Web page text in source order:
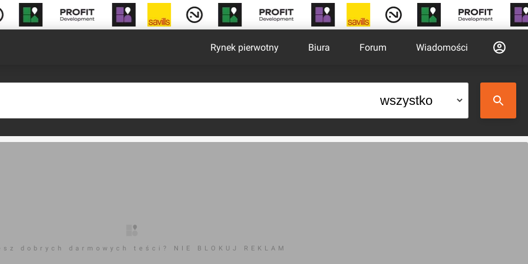
Rynek pierwotny Biura Forum Wiadomości
dobrych darmowych teści? NIE BLOKUJ REKLAM